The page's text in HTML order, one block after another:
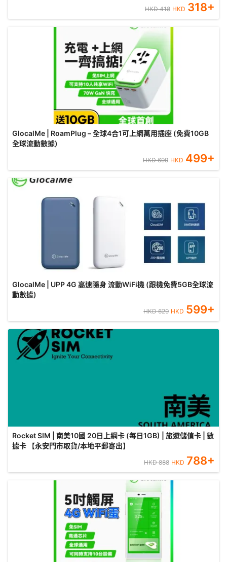
HKD418 HKD 318+
GlocalMe | RoamPlug – 全球4合1可上網萬用插座 (免費10GB
全球流動數據)
HKD699 HKD 499+
GlocalMe | UPP 4G 高速隨身 流動WiFi機 (跟機免費5GB全球流
動數據)
HKD629 HKD 599+
Rocket SIM | 南美10國 20日上網卡 (每日1GB) | 旅遊儲值卡 | 數
據卡 【永安門市取貨/本地平郵寄出】
HKD888 HKD 788+